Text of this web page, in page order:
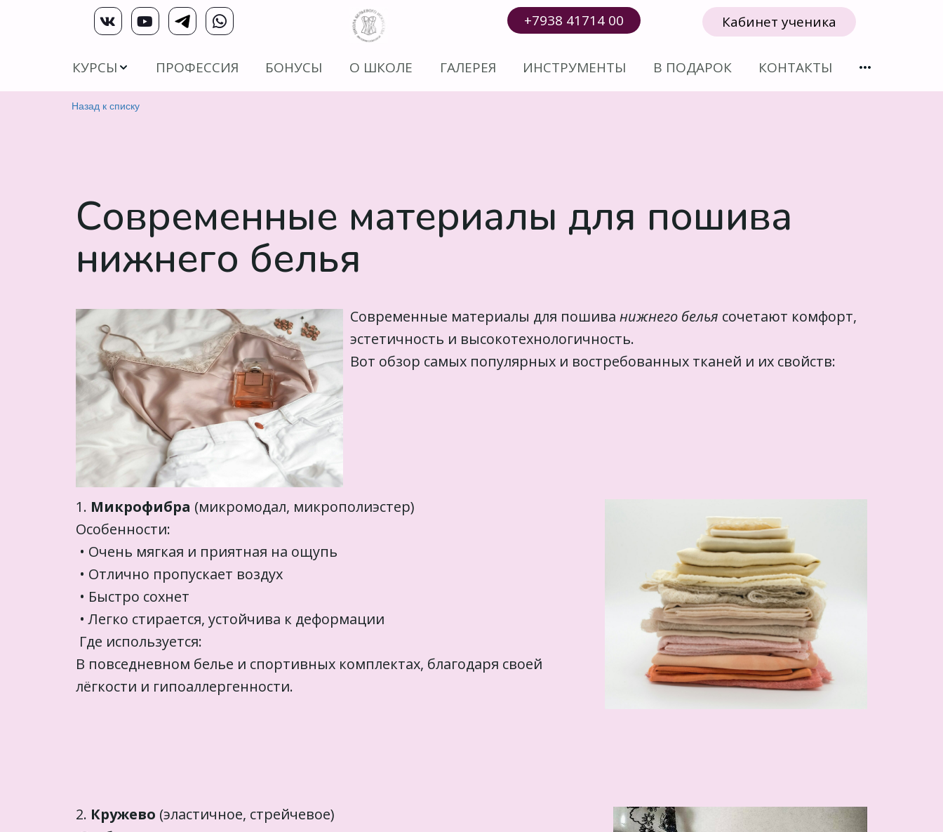
+7938 41714 00 Кабинет ученика
КУРСЫ ПРОФЕССИЯ БОНУСЫ О ШКОЛЕ ГАЛЕРЕЯ ИНСТРУМЕНТЫ В ПОДАРОК КОНТАКТЫ
Назад к списку
Современные материалы для пошива
нижнего белья
Современные материалы для пошива нижнего белья сочетают комфорт,
эстетичность и высокотехнологичность.
Вот обзор самых популярных и востребованных тканей и их свойств:
1. Микрофибра (микромодал, микрополиэстер)
Особенности:
• Очень мягкая и приятная на ощупь
• Отлично пропускает воздух
• Быстро сохнет
• Легко стирается, устойчива к деформации
Где используется:
В повседневном белье и спортивных комплектах, благодаря своей
лёгкости и гипоаллергенности.
2. Кружево (эластичное, стрейчевое)